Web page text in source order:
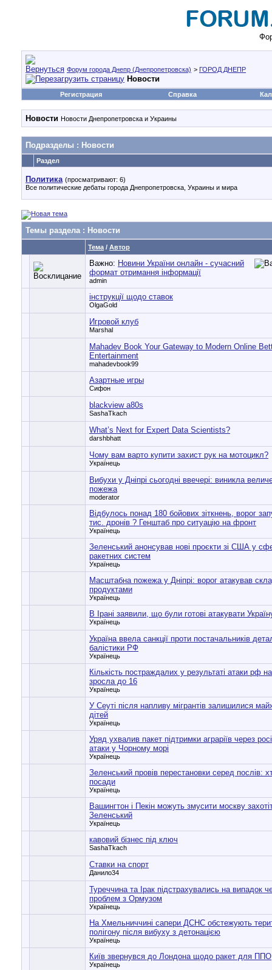
Форум города Днепр (Днепропетровска) > ГОРОД ДНЕПР
Новости
Регистрация Справка
Новости Новости Днепропетровска и Украины
Подразделы : Новости
Раздел
Политика (просматривают: 6)
Все политические дебаты города Днепропетровска, Украины и мира
Темы раздела: Новости
Тема / Автор
Важно: Новини України онлайн - сучасний
формат отримання інформації
admin
інструкції щодо ставок
OlgaGold
Игровой клуб
Marshal
Mahadev Book Your Gateway to Modern Online
Entertainment
mahadevbook99
Азартные игры
Сифон
blackview a80s
SashaTkach
What’s Next for Expert Data Scientists?
darshbhatt
Чому вам варто купити захист рук на мотоцикл?
Українець
Вибухи у Дніпрі сьогодні ввечері: виникла
пожежа
moderator
Відбулось понад 180 бойових зіткнень, ворог
тис. дронів ? Генштаб про ситуацію на фронт
Українець
Зеленський анонсував нові проєкти зі США у
ракетних систем
Українець
Масштабна пожежа у Дніпрі: ворог атакував
продуктами
Українець
В Ірані заявили, що були готові атакувати
Українець
Україна ввела санкції проти постачальників
балістики РФ
Українець
Кількість постраждалих у результаті атаки рф
зросла до 16
Українець
У Сеуті після напливу мігрантів залишилися
дітей
Українець
Уряд ухвалив пакет підтримки аграріїв через
атаки у Чорному морі
Українець
Зеленський провів перестановки серед послів:
посади
Українець
Вашингтон і Пекін можуть змусити москву
Зеленський
Українець
кавовий бізнес під ключ
SashaTkach
Ставки на спорт
Данило34
Туреччина та Ірак підстрахувались на випадок
проблем з Ормузом
Українець
На Хмельниччині сапери ДСНС обстежують
полігону після вибуху з детонацією
Українець
Київ звернувся до Лондона щодо ракет для ППО
Українець